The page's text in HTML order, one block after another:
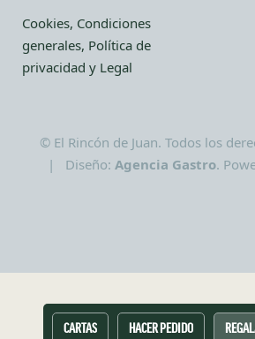
CARTAS HACER PEDIDO
Cookies, Condiciones
generales, Política de
privacidad y Legal
© El Rincón de Juan. Todos los
| Diseño: Agencia Gastro.